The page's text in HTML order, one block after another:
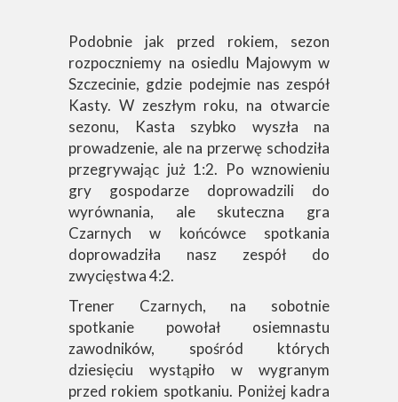
Podobnie jak przed rokiem, sezon
rozpoczniemy na osiedlu Majowym w
Szczecinie, gdzie podejmie nas zespół
Kasty. W zeszłym roku, na otwarcie
sezonu, Kasta szybko wyszła na
prowadzenie, ale na przerwę schodziła
przegrywając już 1:2. Po wznowieniu
gry gospodarze doprowadzili do
wyrównania, ale skuteczna gra
Czarnych w końcówce spotkania
doprowadziła nasz zespół do
zwycięstwa 4:2.
Trener Czarnych, na sobotnie
spotkanie powołał osiemnastu
zawodników, spośród których
dziesięciu wystąpiło w wygranym
przed rokiem spotkaniu. Poniżej kadra